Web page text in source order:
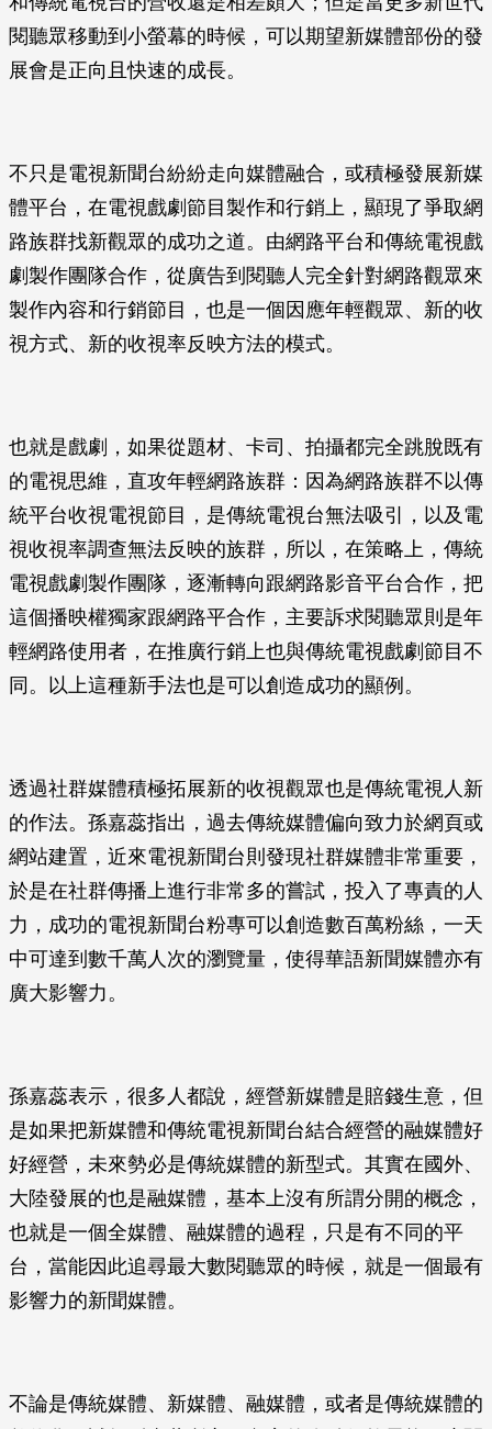
閱聽眾移動到小螢幕的時候，可以期望新媒體部份的發
展會是正向且快速的成長。
不只是電視新聞台紛紛走向媒體融合，或積極發展新媒
體平台，在電視戲劇節目製作和行銷上，顯現了爭取網
路族群找新觀眾的成功之道。由網路平台和傳統電視戲
劇製作團隊合作，從廣告到閱聽人完全針對網路觀眾來
製作內容和行銷節目，也是一個因應年輕觀眾、新的收
視方式、新的收視率反映方法的模式。
也就是戲劇，如果從題材、卡司、拍攝都完全跳脫既有
的電視思維，直攻年輕網路族群：因為網路族群不以傳
統平台收視電視節目，是傳統電視台無法吸引，以及電
視收視率調查無法反映的族群，所以，在策略上，傳統
電視戲劇製作團隊，逐漸轉向跟網路影音平台合作，把
這個播映權獨家跟網路平合作，主要訴求閱聽眾則是年
輕網路使用者，在推廣行銷上也與傳統電視戲劇節目不
同。以上這種新手法也是可以創造成功的顯例。
透過社群媒體積極拓展新的收視觀眾也是傳統電視人新
的作法。孫嘉蕊指出，過去傳統媒體偏向致力於網頁或
網站建置，近來電視新聞台則發現社群媒體非常重要，
於是在社群傳播上進行非常多的嘗試，投入了專責的人
力，成功的電視新聞台粉專可以創造數百萬粉絲，一天
中可達到數千萬人次的瀏覽量，使得華語新聞媒體亦有
廣大影響力。
孫嘉蕊表示，很多人都說，經營新媒體是賠錢生意，但
是如果把新媒體和傳統電視新聞台結合經營的融媒體好
好經營，未來勢必是傳統媒體的新型式。其實在國外、
大陸發展的也是融媒體，基本上沒有所謂分開的概念，
也就是一個全媒體、融媒體的過程，只是有不同的平
台，當能因此追尋最大數閱聽眾的時候，就是一個最有
影響力的新聞媒體。
不論是傳統媒體、新媒體、融媒體，或者是傳統媒體的